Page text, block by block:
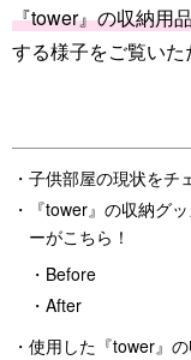
『tower』の収納用
する様子をご覧いた
子供部屋の現状をチ
『tower』の収納グ
ーがこちら！
Before
After
使用した『tower』